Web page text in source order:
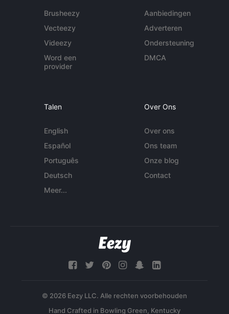
Brusheezy
Vecteezy
Videezy
Word een
provider
Aanbiedingen
Adverteren
Ondersteuning
DMCA
Talen
English
Español
Português
Deutsch
Meer...
Over Ons
Over ons
Ons team
Onze blog
Contact
© 2026 Eezy LLC. Alle rechten voorbehouden